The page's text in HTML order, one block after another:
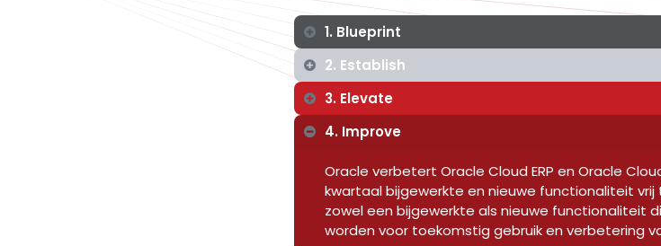
1. Blueprint
2. Establish
3. Elevate
4. Improve
Oracle verbetert Oracle Cloud ERP en Oracle
kwartaal bijgewerkte en nieuwe functionaliteit vrij
zowel een bijgewerkte als nieuwe functionaliteit
worden voor toekomstig gebruik en verbetering